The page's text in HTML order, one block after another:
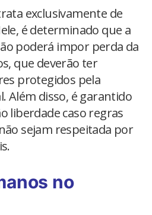
exclusivamente de
é determinado que a
poderá impor perda da
que deverão ter
protegidos pela
Além disso, é garantido
liberdade caso regras
sejam respeitada por
no